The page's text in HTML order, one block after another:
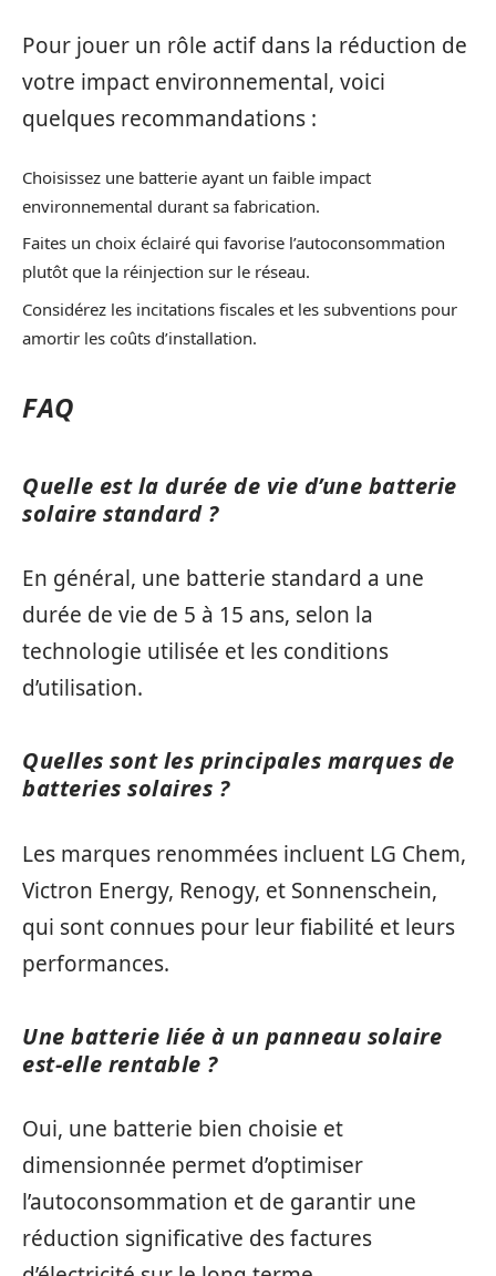
Pour jouer un rôle actif dans la réduction de
votre impact environnemental, voici
quelques recommandations :
Choisissez une batterie ayant un faible impact
environnemental durant sa fabrication.
Faites un choix éclairé qui favorise l’autoconsommation
plutôt que la réinjection sur le réseau.
Considérez les incitations fiscales et les subventions pour
amortir les coûts d’installation.
FAQ
Quelle est la durée de vie d’une batterie
solaire standard ?
En général, une batterie standard a une
durée de vie de 5 à 15 ans, selon la
technologie utilisée et les conditions
d’utilisation.
Quelles sont les principales marques de
batteries solaires ?
Les marques renommées incluent LG Chem,
Victron Energy, Renogy, et Sonnenschein,
qui sont connues pour leur fiabilité et leurs
performances.
Une batterie liée à un panneau solaire
est-elle rentable ?
Oui, une batterie bien choisie et
dimensionnée permet d’optimiser
l’autoconsommation et de garantir une
réduction significative des factures